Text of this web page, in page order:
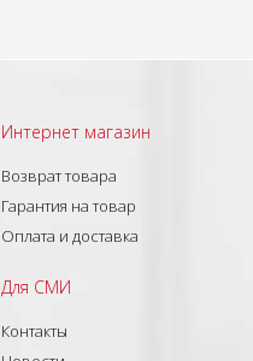
Интернет магазин
Возврат товара
Гарантия на товар
Оплата и доставка
Для СМИ
Контакты